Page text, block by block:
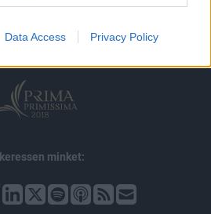
Data Access Privacy Policy
ÁSZF
minket: